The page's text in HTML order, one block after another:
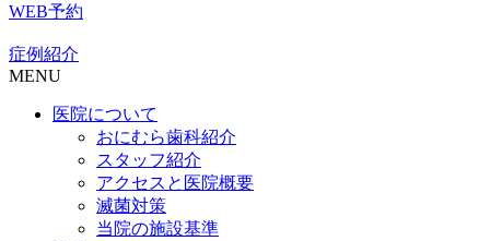
WEB予約
症例紹介
MENU
医院について
おにむら歯科紹介
スタッフ紹介
アクセスと医院概要
滅菌対策
当院の施設基準